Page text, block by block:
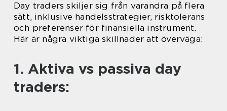
Day traders skiljer sig från varandra på flera
sätt, inklusive handelsstrategier, risktolerans
och preferenser för finansiella instrument.
Här är några viktiga skillnader att överväga:
1. Aktiva vs passiva day
traders: